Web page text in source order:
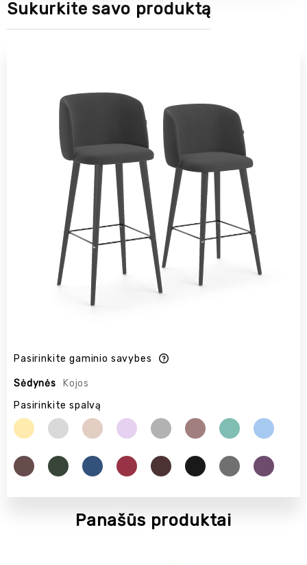
Sukurkite savo produktą
Pasirinkite gaminio savybes
Sėdynės
Kojos
Pasirinkite spalvą
Panašūs produktai